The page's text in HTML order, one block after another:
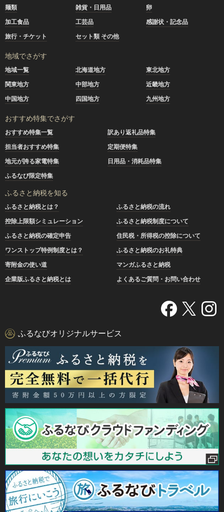
麺類
雑貨・日用品
卵
加工食品
工芸品
感謝状・記念品
旅行・チケット
セット類 その他
地域でさがす
地域一覧 北海道地方
東北地方
関東地方
中部地方
近畿地方
中国地方
四国地方 九州地方
おすすめ特集でさがす
おすすめ特集一覧
訳あり返礼品特集
担当者おすすめ特集
定期便特集
地元が誇る家電特集
日用品・消耗品特集
ふるなび限定特集
ふるさと納税を知る
ふるさと納税とは？
ふるさと納税の流れ
控除上限額シミュレーション
ふるさと納税制度について
ふるさと納税の確定申告
住民税・所得税の控除について
ワンストップ特例制度とは？
ふるさと納税のお礼特典
寄附金の使い道
マンガふるさと納税
企業版ふるさと納税とは
よくあるご質問・お問い合わせ
ふるなびオリジナルサービス